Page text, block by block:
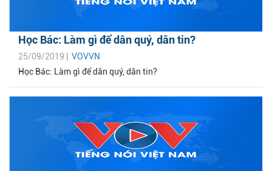
Học Bác: Làm gì để dân quý, dân tin?
25/09/2019 | VOVVN
Học Bác: Làm gì để dân quý, dân tin?